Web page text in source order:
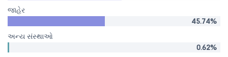
જાહેર
45.74%
અન્ય સંસ્થાઓ
0.62%